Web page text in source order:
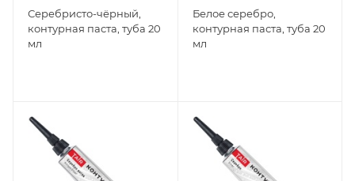
Серебристо-чёрный,
контурная паста, туба 20
мл
Белое серебро,
контурная паста, туба 20
мл